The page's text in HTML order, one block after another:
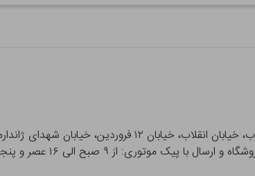
از ۹ صبح الی ۱۶ عصر و پنجشنبه ها تا ۱۲
بصورت حضوری از آدرس تحویل حضوری سفارش خود را بدون هیچ هزینه ای تحویل بگیرید.